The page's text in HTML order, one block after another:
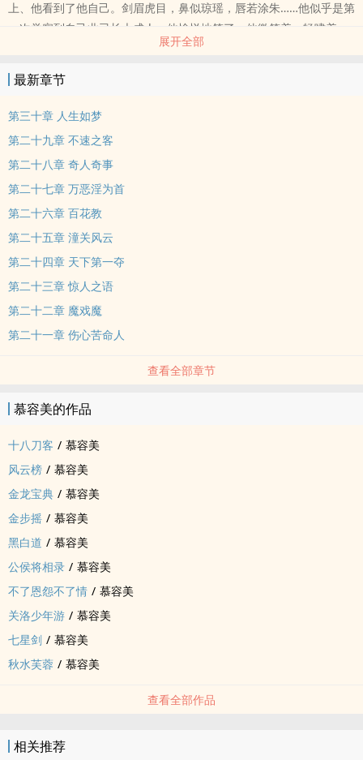
上、他看到了他自己。剑眉虎目，鼻似琼瑶，唇若涂朱……他似乎是第
一次觉察到自己业已长大‎‍​成‎人​，他愉悦地笑了。他微笑着，轻啸着，
极其快活地返身纵出书房。他惊异于自己身法的轻灵，仿佛在今天以
花厅，暖房，剑室，古玩斋，沿着曲折迂回的走廊，跨越无数道月牙
拱门，来到后花园中。
展开全部
最新章节
第三十章 人生如梦
第二十九章 不速之客
第二十八章 奇人奇事
第二十七章 万恶淫为首
第二十六章 百花教
第二十五章 潼关风云
第二十四章 天下第一夺
第二十三章 惊人之语
第二十二章 魔戏魔
第二十一章 伤心苦命人
查看全部章节
慕容美的作品
十八刀客 / 慕容美
风云榜 / 慕容美
金龙宝典 / 慕容美
金步摇 / 慕容美
黑白道 / 慕容美
公侯将相录 / 慕容美
不了恩怨不了情 / 慕容美
关洛少年游 / 慕容美
七星剑 / 慕容美
秋水芙蓉 / 慕容美
查看全部作品
相关推荐